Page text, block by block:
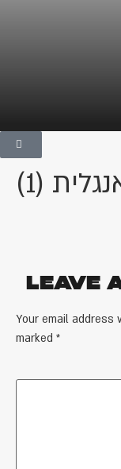
Leave
Your email address
marked *